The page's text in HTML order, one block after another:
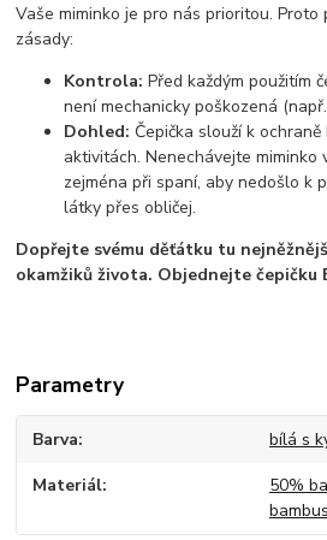
Vaše miminko je pro nás prioritou.
zásady:
Kontrola: Před každým použitím
není mechanicky poškozená
Dohled: Čepička slouží k
aktivitách. Nenechávejte miminko
zejména při spaní, aby nedošlo k
látky přes obličej.
Dopřejte svému děťátku tu
okamžiků života. Objednejte čepičku
Parametry
Barva bílá s
Materiál
50%